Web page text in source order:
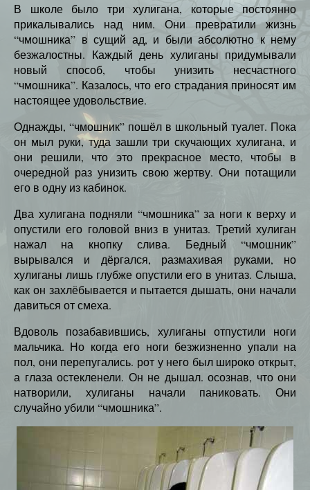
В школе было три хулигана, которые постоянно
прикалывались над ним. Они превратили жизнь
“чмошника” в сущий ад, и были абсолютно к нему
безжалостны. Каждый день хулиганы придумывали
новый способ, чтобы унизить несчастного
“чмошника”. Казалось, что его страдания приносят им
настоящее удовольствие.
Однажды, “чмошник” пошёл в школьный туалет. Пока
он мыл руки, туда зашли три скучающих хулигана, и
они решили, что это прекрасное место, чтобы в
очередной раз унизить свою жертву. Они потащили
его в одну из кабинок.
Два хулигана подняли “чмошника” за ноги к верху и
опустили его головой вниз в унитаз. Третий хулиган
нажал на кнопку слива. Бедный “чмошник”
вырывался и дёргался, размахивая руками, но
хулиганы лишь глубже опустили его в унитаз. Слыша,
как он захлёбывается и пытается дышать, они начали
давиться от смеха.
Вдоволь позабавившись, хулиганы отпустили ноги
мальчика. Но когда его ноги безжизненно упали на
пол, они перепугались. рот у него был широко открыт,
а глаза остекленели. Он не дышал. осознав, что они
натворили, хулиганы начали паниковать. Они
случайно убили “чмошника”.